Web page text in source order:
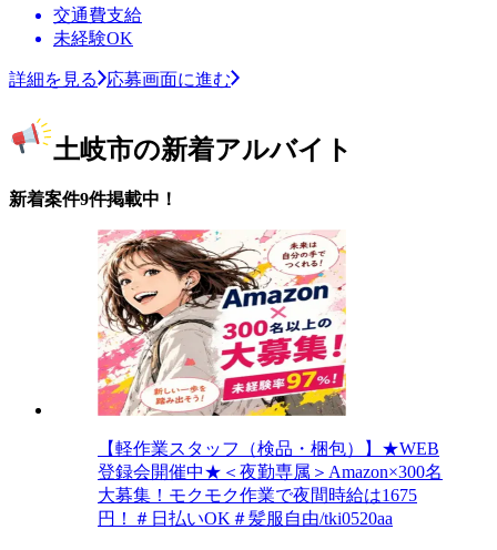
交通費支給
未経験OK
詳細を見る 応募画面に進む
土岐市の新着アルバイト
新着案件9件掲載中！
【軽作業スタッフ（検品・梱包）】★WEB
登録会開催中★＜夜勤専属＞Amazon×300名
大募集！モクモク作業で夜間時給は1675
円！＃日払いOK＃髪服自由/tki0520aa